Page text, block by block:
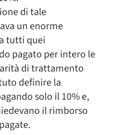
di tale
un enorme
tutti quei
pagato per intero le
di trattamento
definire la
solo il 10% e,
il rimborso